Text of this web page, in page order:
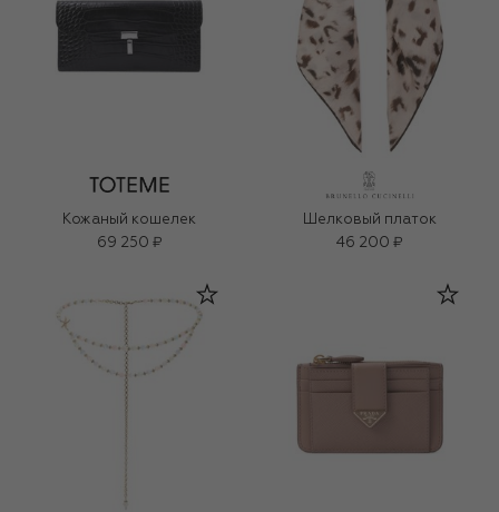
Кожаный кошелек
69 250 ₽
Шелковый платок
46 200 ₽